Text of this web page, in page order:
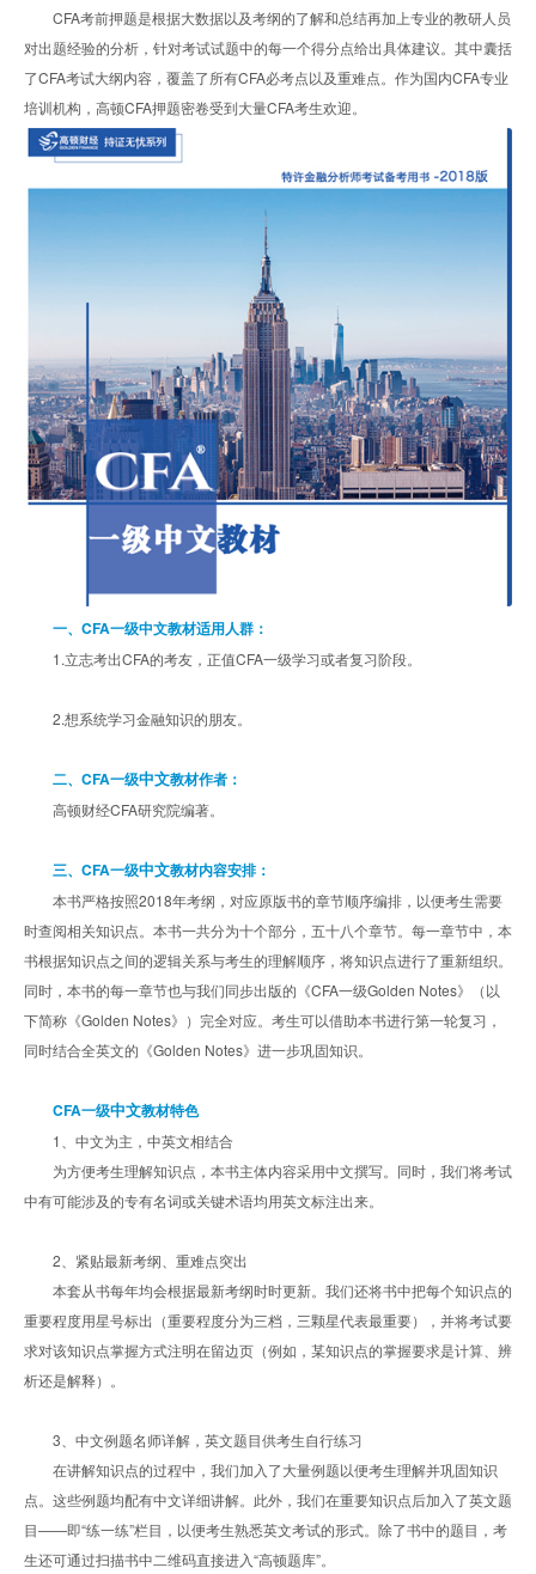
CFA考前押题是根据大数据以及考纲的了解和总结再加上专业的教研人员
对出题经验的分析，针对考试试题中的每一个得分点给出具体建议。其中囊括
了CFA考试大纲内容，覆盖了所有CFA必考点以及重难点。作为国内CFA专业
培训机构，高顿CFA押题密卷受到大量CFA考生欢迎。
一、CFA一级中文教材适用人群：
1.立志考出CFA的考友，正值CFA一级学习或者复习阶段。
2.想系统学习金融知识的朋友。
二、CFA一级中文教材作者：
高顿财经CFA研究院编著。
三、CFA一级中文教材内容安排：
本书严格按照2018年考纲，对应原版书的章节顺序编排，以便考生需要
时查阅相关知识点。本书一共分为十个部分，五十八个章节。每一章节中，本
书根据知识点之间的逻辑关系与考生的理解顺序，将知识点进行了重新组织。
同时，本书的每一章节也与我们同步出版的《CFA一级Golden Notes》（以
下简称《Golden Notes》）完全对应。考生可以借助本书进行第一轮复习，
同时结合全英文的《Golden Notes》进一步巩固知识。
CFA一级中文教材特色
1、中文为主，中英文相结合
为方便考生理解知识点，本书主体内容采用中文撰写。同时，我们将考试
中有可能涉及的专有名词或关键术语均用英文标注出来。
2、紧贴最新考纲、重难点突出
本套从书每年均会根据最新考纲时时更新。我们还将书中把每个知识点的
重要程度用星号标出（重要程度分为三档，三颗星代表最重要），并将考试要
求对该知识点掌握方式注明在留边页（例如，某知识点的掌握要求是计算、辨
析还是解释）。
3、中文例题名师详解，英文题目供考生自行练习
在讲解知识点的过程中，我们加入了大量例题以便考生理解并巩固知识
点。这些例题均配有中文详细讲解。此外，我们在重要知识点后加入了英文题
目——即“练一练”栏目，以便考生熟悉英文考试的形式。除了书中的题目，考
生还可通过扫描书中二维码直接进入“高顿题库”。